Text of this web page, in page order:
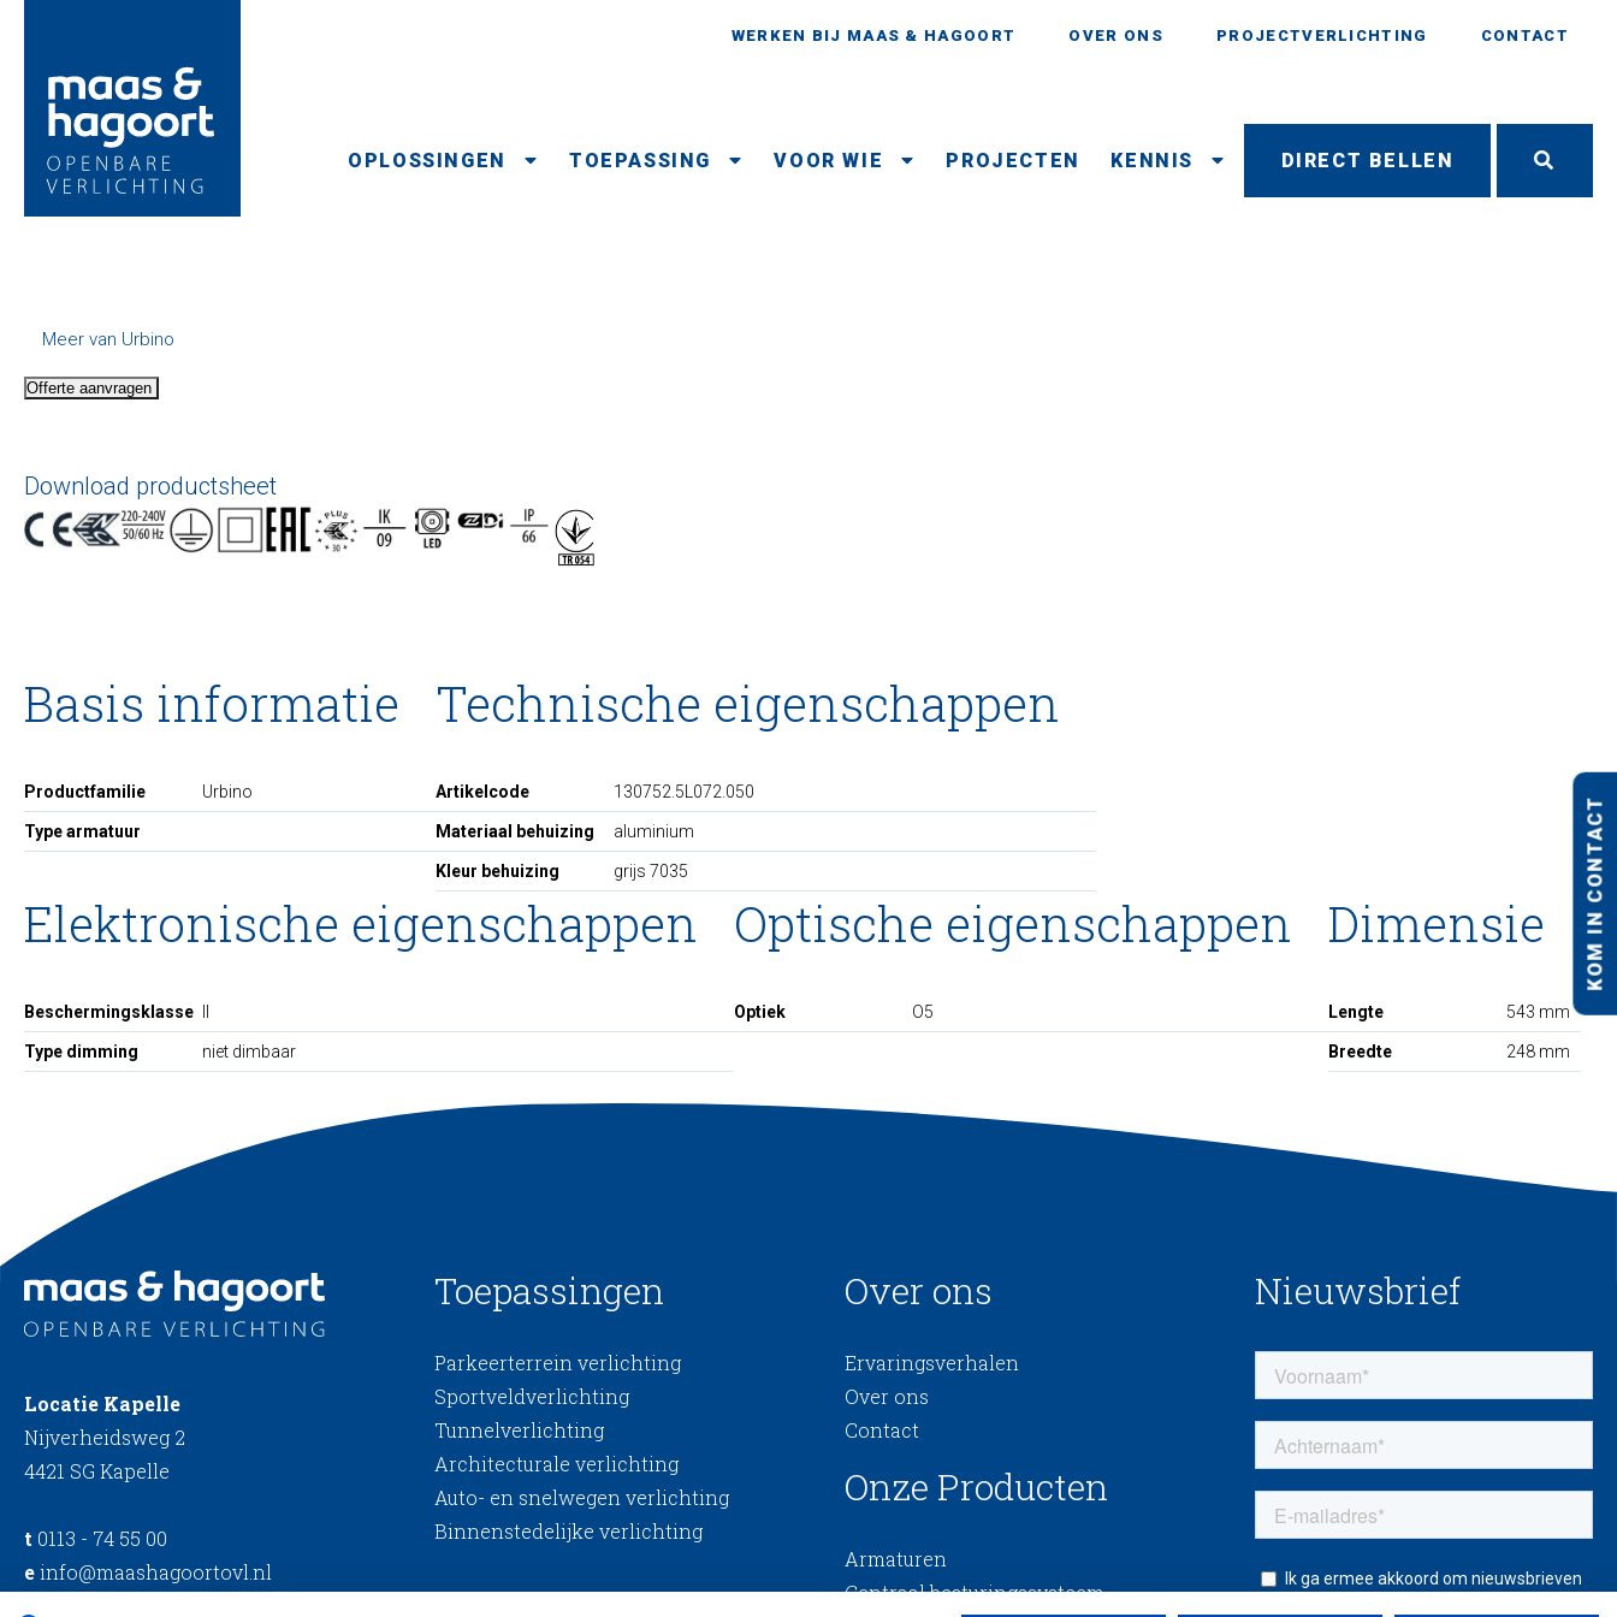
KOM IN CONTACT
WERKEN BIJ MAAS & HAGOORT OVER ONS PROJECTVERLICHTING CONTACT
OPLOSSINGEN TOEPASSING VOOR WIE PROJECTEN KENNIS DIRECT BELLEN
Meer van Urbino
Offerte aanvragen
Download productsheet
Basis informatie
Productfamilie Urbino
Type armatuur
Technische eigenschappen
Artikelcode 130752.5L072.050
Materiaal behuizing aluminium
Kleur behuizing grijs 7035
Elektronische eigenschappen
Beschermingsklasse
Type dimming niet dimbaar
Optische eigenschappen
Optiek O5
Dimensie
Lengte 543 mm
Breedte 248 mm
Locatie Kapelle
Nijverheidsweg 2
4421 SG Kapelle
t 0113 - 74 55 00
einfo@maashagoortovl.nl
Toepassingen
Parkeerterrein verlichting
Sportveldverlichting
Tunnelverlichting
Architecturale verlichting
Auto- en snelwegen verlichting
Binnenstedelijke verlichting
Over ons
Ervaringsverhalen
Over ons
Contact
Onze Producten
Armaturen
Centraal besturingssysteem
Nieuwsbrief